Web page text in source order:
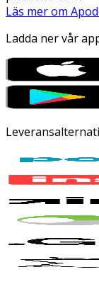
Läs mer om
Ladda ner vår